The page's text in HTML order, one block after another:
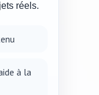
réels.
à la